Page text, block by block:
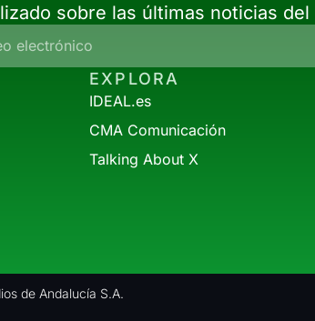
sobre las últimas noticias del
EXPLORA
IDEAL.es
CMA Comunicación
Talking About X
de Andalucía S.A.